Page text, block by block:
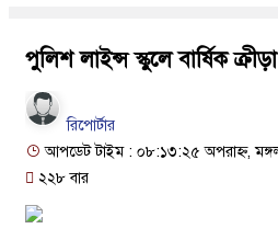
পুলিশ লাইন্স স্কুলে বার্ষিক
রিপোর্টার
আপডেট টাইম : ০৮:১৩:২৫ অপরাহ্ন,
২২৮ বার